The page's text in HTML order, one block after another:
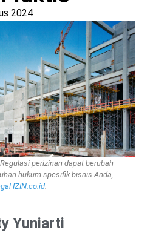
2024
perizinan dapat berubah
hukum spesifik bisnis Anda,
IZIN.co.id.
Yuniarti